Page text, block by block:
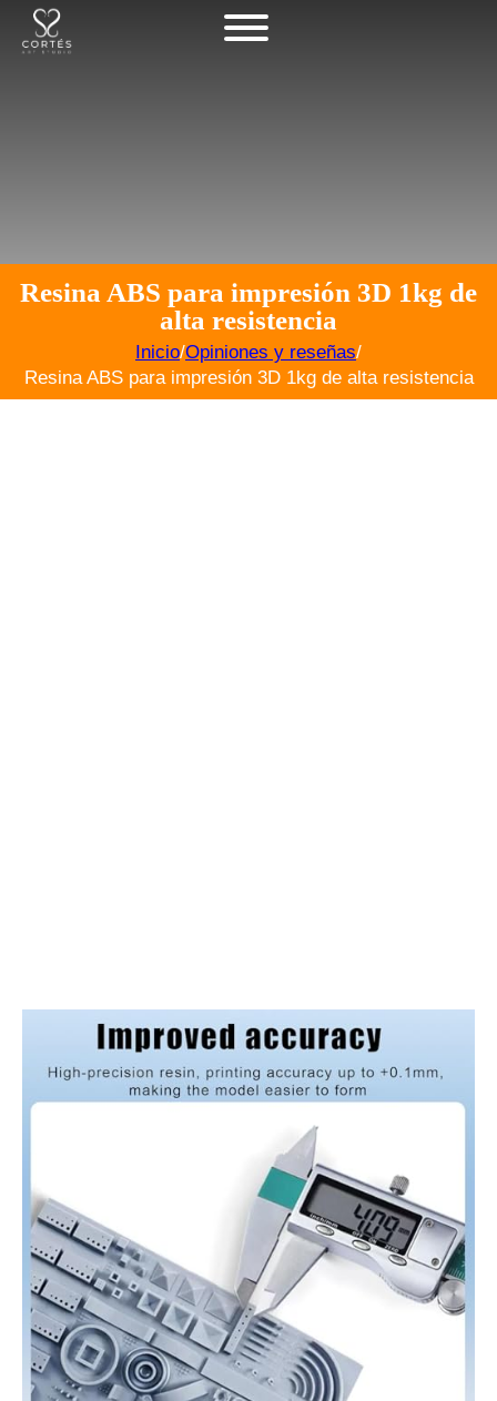
Resina ABS para impresión 3D 1kg de
alta resistencia
Inicio/Opiniones y reseñas/
Resina ABS para impresión 3D 1kg de alta resistencia